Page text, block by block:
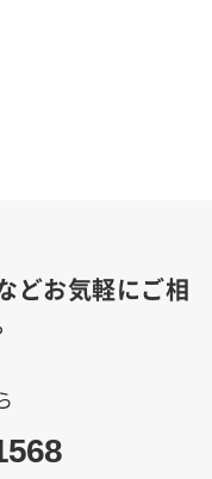
どお気軽にご相